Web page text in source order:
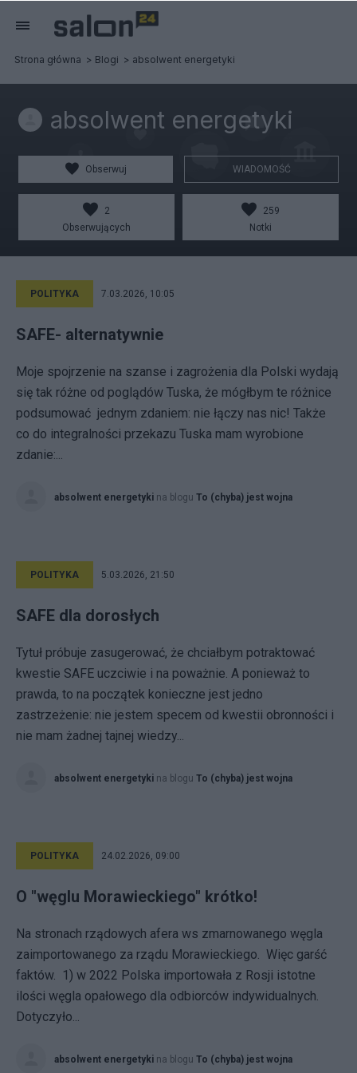
Strona główna Blogi absolwent energetyki
absolwent energetyki
Obserwuj WIADOMOŚĆ
2
Obserwujących
259
Notki
POLITYKA 7.03.2026, 10:05
SAFE- alternatywnie
Moje spojrzenie na szanse i zagrożenia dla Polski wydają
się tak różne od poglądów Tuska, że mógłbym te różnice
podsumować jednym zdaniem: nie łączy nas nic! Także
co do integralności przekazu Tuska mam wyrobione
zdanie:...
absolwent energetyki na blogu To (chyba) jest wojna
POLITYKA 5.03.2026, 21:50
SAFE dla dorosłych
Tytuł próbuje zasugerować, że chciałbym potraktować
kwestie SAFE uczciwie i na poważnie. A ponieważ to
prawda, to na początek konieczne jest jedno
zastrzeżenie: nie jestem specem od kwestii obronności i
nie mam żadnej tajnej wiedzy...
absolwent energetyki na blogu To (chyba) jest wojna
POLITYKA 24.02.2026, 09:00
O "węglu Morawieckiego" krótko!
Na stronach rządowych afera ws zmarnowanego węgla
zaimportowanego za rządu Morawieckiego. Więc garść
faktów. 1) w 2022 Polska importowała z Rosji istotne
ilości węgla opałowego dla odbiorców indywidualnych.
Dotyczyło...
absolwent energetyki na blogu To (chyba) jest wojna